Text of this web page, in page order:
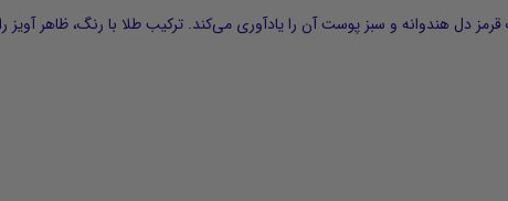
دل هندوانه و سبز پوست آن را یادآوری می‌کند. ترکیب طلا با رنگ، ظاهر آویز